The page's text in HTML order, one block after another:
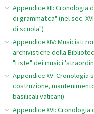
Appendice XII: Cronologia
di grammatica" (nel sec.
di scuola")
Appendice XIV: Musicisti
archivistiche della
"Liste" dei musici
Appendice XV: Cronologia
costruzione,
basilicali vaticani)
Appendice XVI: